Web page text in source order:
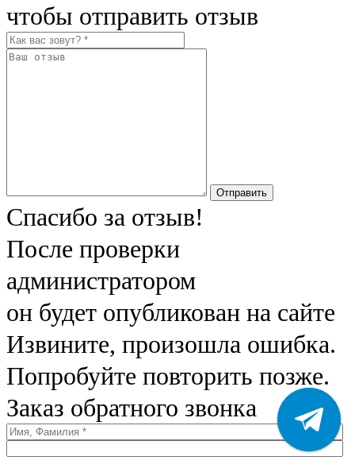
чтобы отправить отзыв
Отправить
Спасибо за отзыв!
После проверки
администратором
он будет опубликован на сайте
Извините, произошла ошибка.
Попробуйте повторить позже.
Заказ обратного звонка